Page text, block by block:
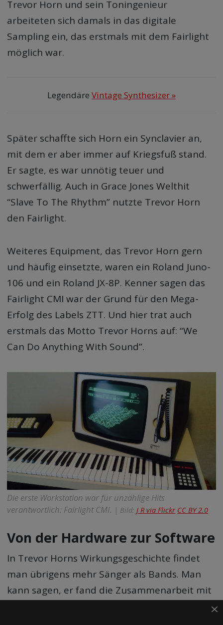
Trevor Horn und sein Toningenieur
arbeiteten sich damals in das digitale
Sampling ein, das erstmals mit dem Fairlight
möglich war.
Legendäre Vintage Synthesizer »
Später schaffte sich Horn ein Synclavier an,
mit dem er aber immer auf Kriegsfuß stand.
Er sagte, es war unnötig teuer und
schwerfällig. Auch in Grace Jones Welthit
“Slave To The Rhythm” nutzte Trevor Horn
den Fairlight.
Weiteres Equipment, das Trevor Horn gern
und häufig einsetzte, waren ein Roland Juno-
106 und ein Roland JX-8P. Kenner sagen das
Fairlight CMI war der Grund für den Mega-
Erfolg des Labels ZTT. Und hier trat auch
erstmals das Motto Trevor Horns auf: “We
Can Do Anything With Sound”.
Die erste Workstation war für unzählige Hits
verantwortlich: Fairlight CMI. | Bild:J R via Flickr CC BY 2.0
Von der Hardware zur Software
In Trevor Horns Wirkungsgeschichte findet
man übrigens mehr Sänger als Bands. Man
kann sagen, er fand die Zusammenarbeit mit